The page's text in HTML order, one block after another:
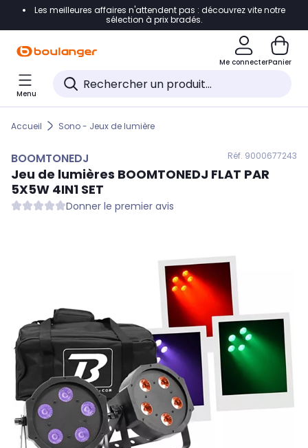
Accéder directement à la navigation
Accéder directement au pied de page
Accéder directement au chatbot
Les meilleures affaires n'attendent pas : découvrez vite notre
sélection à prix bradés.
Me connecterPanier
Menu
Accueil Sono - Jeux de lumière
BOOMTONEDJ Réf. 9000677243
Jeu de lumières BOOMTONEDJ FLAT PAR
5X5W 4IN1 SET
Donner le premier avis